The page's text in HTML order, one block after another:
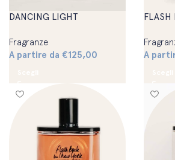
DANCING LIGHT
Fragranze
A partire da €125,00
FLASH
A